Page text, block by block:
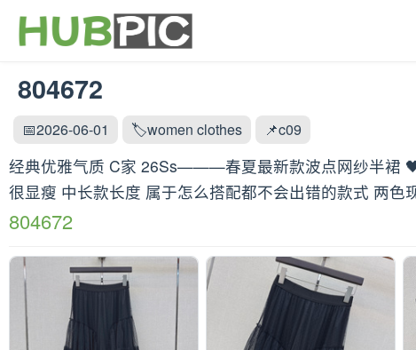
804672
📅2026-06-01 🏷️women clothes 📌c09
经典优雅气质 C家 26Ss———春夏最新款波点网纱半裙
很显瘦 中长款长度 属于怎么搭配都不会出错的款式 两
804672